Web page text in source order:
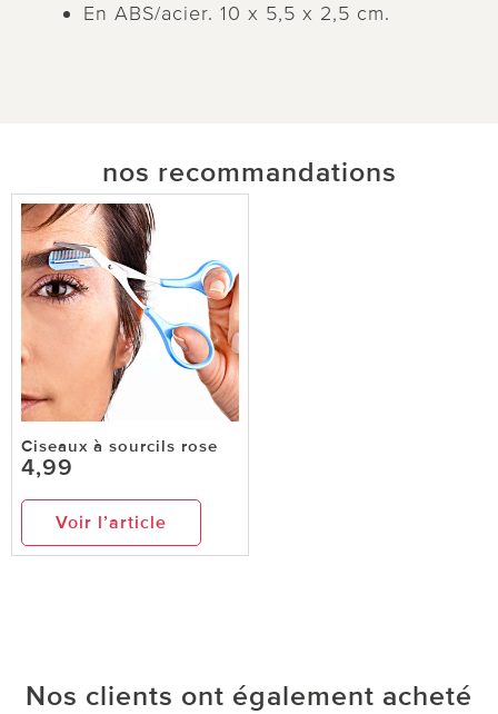
En ABS/acier. 10 x 5,5 x 2,5 cm.
nos recommandations
Ciseaux à sourcils rose
4,99
Voir l’article
Nos clients ont également acheté